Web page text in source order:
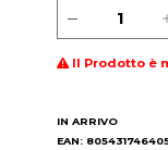
Il Prodotto è
IN ARRIVO
EAN: